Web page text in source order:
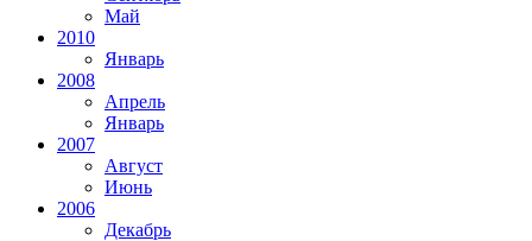
Май
2010
Январь
2008
Апрель
Январь
2007
Август
Июнь
2006
Декабрь